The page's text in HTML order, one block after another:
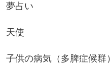
夢占い
天使
子供の病気（多脾症候群）